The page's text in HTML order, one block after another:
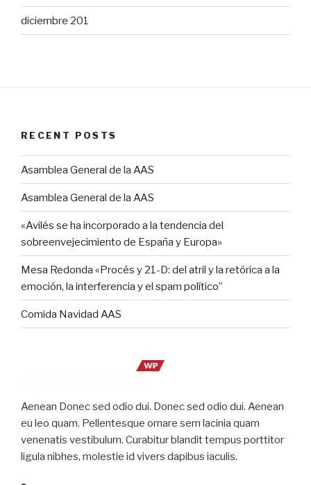
diciembre 201
RECENT POSTS
Asamblea General de la AAS
Asamblea General de la AAS
«Avilés se ha incorporado a la tendencia del
sobreenvejecimiento de España y Europa»
Mesa Redonda «Procés y 21-D: del atril y la retórica a la
emoción, la interferencia y el spam político”
Comida Navidad AAS
Aenean Donec sed odio dui. Donec sed odio dui. Aenean
eu leo quam. Pellentesque ornare sem lacinia quam
venenatis vestibulum. Curabitur blandit tempus porttitor
ligula nibhes, molestie id vivers dapibus iaculis.